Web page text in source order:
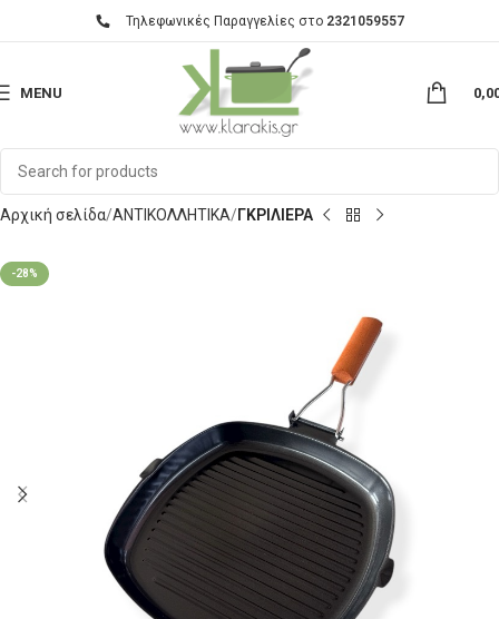
Τηλεφωνικές Παραγγελίες στο 2321059557
MENU
Αρχική σελίδα ΑΝΤΙΚΟΛΛΗΤΙΚΑ ΓΚΡΙΛΙΕΡΑ
-28%